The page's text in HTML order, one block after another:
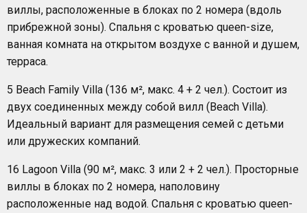
виллы, расположенные в блоках по 2 номера (вдоль
прибрежной зоны). Спальня с кроватью queen-size,
ванная комната на открытом воздухе с ванной и душем,
терраса.
5 Beach Family Villa (136 м², макс. 4 + 2 чел.). Состоит из
двух соединенных между собой вилл (Beach Villa).
Идеальный вариант для размещения семей с детьми
или дружеских компаний.
16 Lagoon Villa (90 м², макс. 3 или 2 + 2 чел.). Просторные
виллы в блоках по 2 номера, наполовину
расположенные над водой. Спальня с кроватью queen-